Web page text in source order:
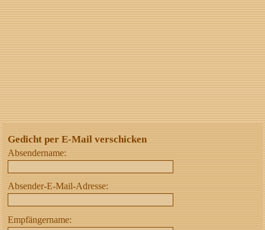
Gedicht per E-Mail verschicken
Absendername:
Absender-E-Mail-Adresse:
Empfängername: